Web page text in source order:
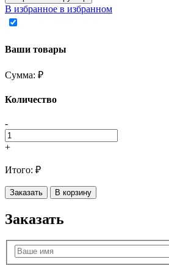
В избранное в избранном
Ваши товары
Сумма: ₽
Количество
-
+
Итого: ₽
Заказать В корзину
Заказать